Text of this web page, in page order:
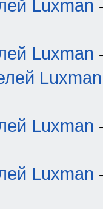
Luxman
Luxman
Luxman
Luxman
Luxman